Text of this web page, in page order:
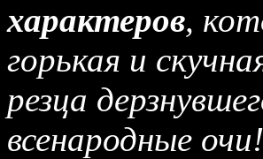
характеров,
горькая и
резца
всенародные очи!